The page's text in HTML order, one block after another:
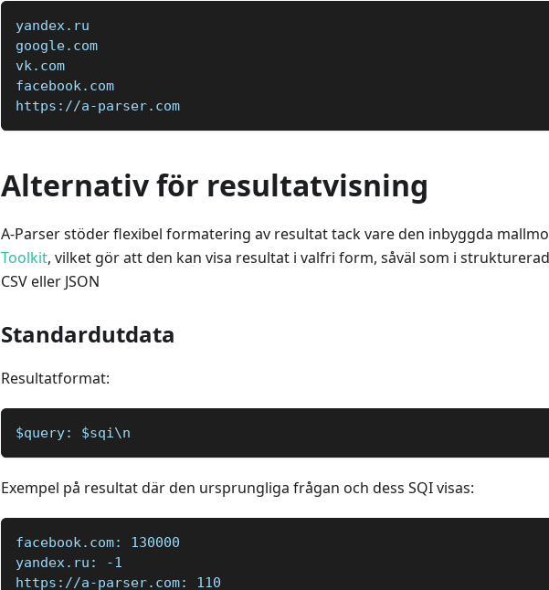
yandex.ru
google.com
vk.com
facebook.com
https://a-parser.com
Alternativ för resultatvisning
A-Parser stöder flexibel formatering av resultat tack vare den inbyggda
Toolkit, vilket gör att den kan visa resultat i valfri form, såväl som i
CSV eller JSON
Standardutdata
Resultatformat:
$query: $sqi\n
Exempel på resultat där den ursprungliga frågan och dess SQI visas:
facebook.com: 130000
yandex.ru: -1
https://a-parser.com: 110